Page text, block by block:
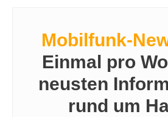
Mobilfunk-
Einmal pro
neusten
rund um